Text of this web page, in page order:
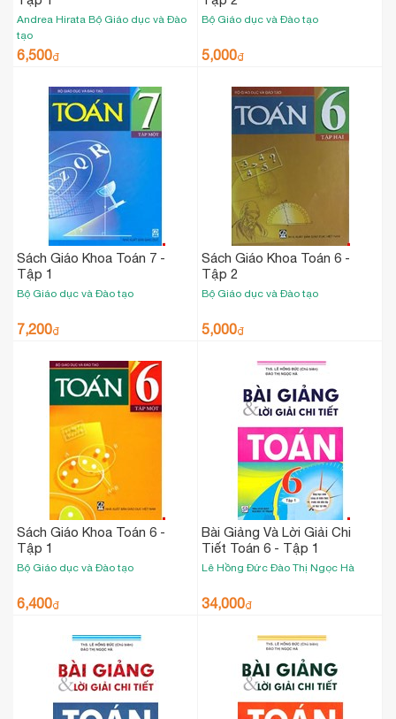
Andrea Hirata Bộ Giáo dục và Đào
tạo
6,500₫
Bộ Giáo dục và Đào tạo
5,000₫
Sách Giáo Khoa Toán 7 -
Tập 1
Bộ Giáo dục và Đào tạo
7,200₫
Sách Giáo Khoa Toán 6 -
Tập 2
Bộ Giáo dục và Đào tạo
5,000₫
Sách Giáo Khoa Toán 6 -
Tập 1
Bộ Giáo dục và Đào tạo
6,400₫
Bài Giảng Và Lời Giải Chi
Tiết Toán 6 - Tập 1
Lê Hồng Đức Đào Thị Ngọc Hà
34,000₫